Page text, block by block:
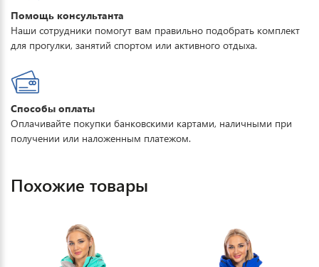
Помощь консультанта
Наши сотрудники помогут вам правильно подобрать комплект
для прогулки, занятий спортом или активного отдыха.
Способы оплаты
Оплачивайте покупки банковскими картами, наличными при
получении или наложенным платежом.
Похожие товары